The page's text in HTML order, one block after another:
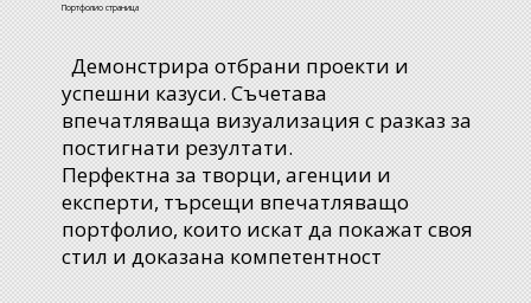
Портфолио страница
Демонстрира отбрани проекти и
успешни казуси. Съчетава
впечатляваща визуализация с разказ за
постигнати резултати.
Перфектна за творци, агенции и
експерти, търсещи впечатляващо
портфолио, които искат да покажат своя
стил и доказана компетентност